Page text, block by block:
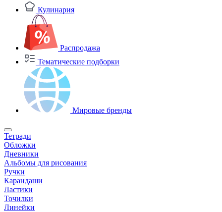
Кулинария
Распродажа
Тематические подборки
Мировые бренды
Тетради
Обложки
Дневники
Альбомы для рисования
Ручки
Карандаши
Ластики
Точилки
Линейки